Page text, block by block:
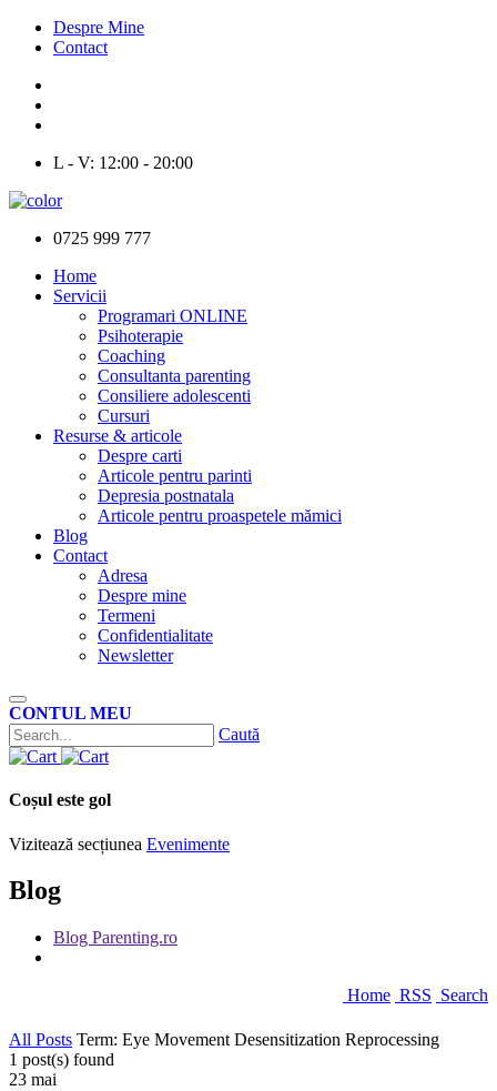
Despre Mine
Contact
L - V: 12:00 - 20:00
0725 999 777
Home
Servicii
Programari ONLINE
Psihoterapie
Coaching
Consultanta parenting
Consiliere adolescenti
Cursuri
Resurse & articole
Despre carti
Articole pentru parinti
Depresia postnatala
Articole pentru proaspetele mămici
Blog
Contact
Adresa
Despre mine
Termeni
Confidentialitate
Newsletter
CONTUL MEU
Caută
Coșul este gol
Vizitează secțiunea Evenimente
Blog
Blog Parenting.ro
Home RSS Search
All Posts Term: Eye Movement Desensitization Reprocessing
1 post(s) found
23 mai